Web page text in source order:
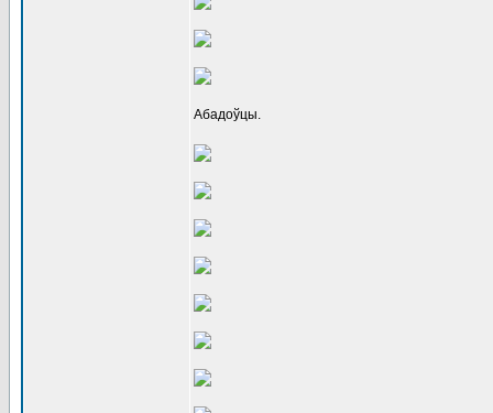
Абадоўцы.